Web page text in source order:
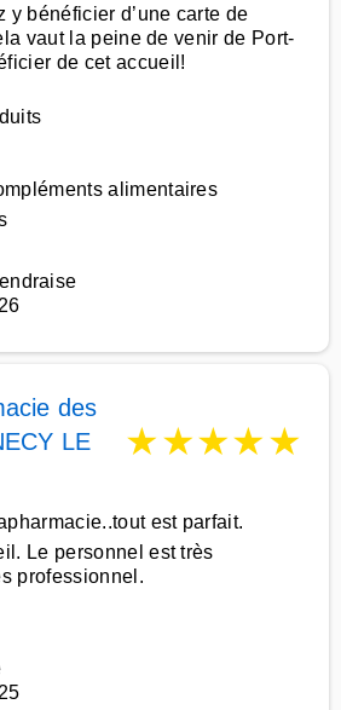
y bénéficier d’une carte de
vaut la peine de venir de Port-
de cet accueil!
alimentaires
des
LE
★★★★★
est parfait.
Le personnel est très
professionnel.